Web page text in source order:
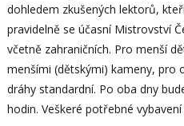
dohledem zkušených lektorů,
pravidelně se účasní Mistrovství
včetně zahraničních. Pro menší
menšími (dětskými) kameny, pro
dráhy standardní. Po oba dny
hodin. Veškeré potřebné